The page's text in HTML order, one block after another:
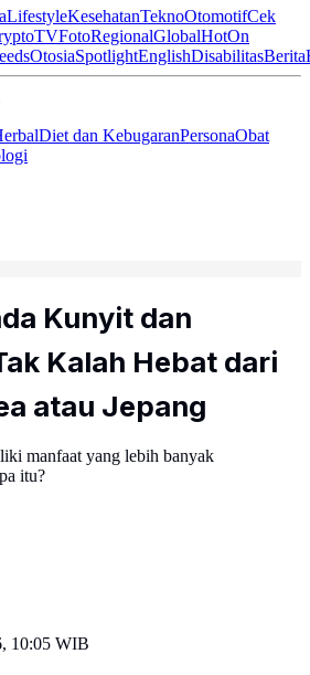
LifestyleKesehatanTeknoOtomotifCek
TVFotoRegionalGlobalHotOn
OtosiaSpotlightEnglishDisabilitasBerita
Diet dan KebugaranPersonaObat
Kunyit dan
Kalah Hebat dari
atau Jepang
manfaat yang lebih banyak
itu?
10:05 WIB